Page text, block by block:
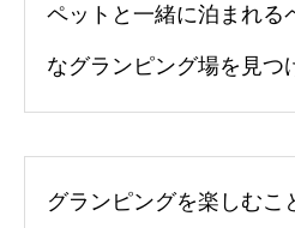
ペットと一緒に泊まれる
なグランピング場を見つ
グランピングを楽しむこ